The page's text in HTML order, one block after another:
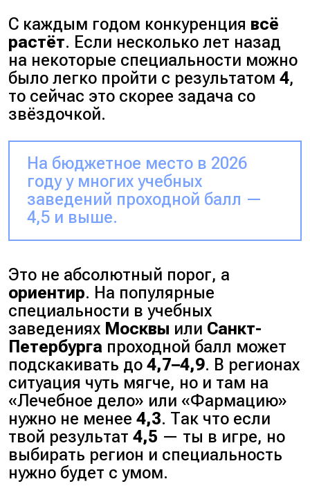
С каждым годом конкуренция всё
растёт. Если несколько лет назад
на некоторые специальности можно
было легко пройти с результатом4,
то сейчас это скорее задача со
звёздочкой.
На бюджетное место в 2026
году у многих учебных
заведений проходной балл —
4,5 и выше.
Это не абсолютный порог, а
ориентир. На популярные
специальности в учебных
заведениях Москвы или Санкт-
Петербурга проходной балл может
подскакивать до4,7–4,9. В регионах
ситуация чуть мягче, но и там на
«Лечебное дело» или «Фармацию»
нужно не менее4,3. Так что если
твой результат4,5 — ты в игре, но
выбирать регион и специальность
нужно будет с умом.